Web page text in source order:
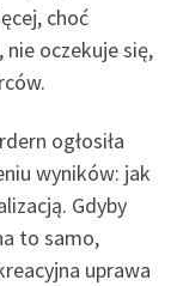
choć
oczekuje się,
ogłosiła
wyników: jak
Gdyby
to samo,
uprawa